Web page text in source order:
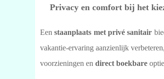
Privacy en comfort bij het
Eenstaanplaats met privé sanitair
vakantie-ervaring aanzienlijk
voorzieningen en direct boekbare